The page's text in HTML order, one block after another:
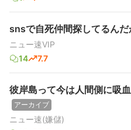
snsで自死仲間探してるんだ
ニュー速VIP
14
7.7
彼岸島って今は人間側に吸
アーカイブ
ニュー速(嫌儲)